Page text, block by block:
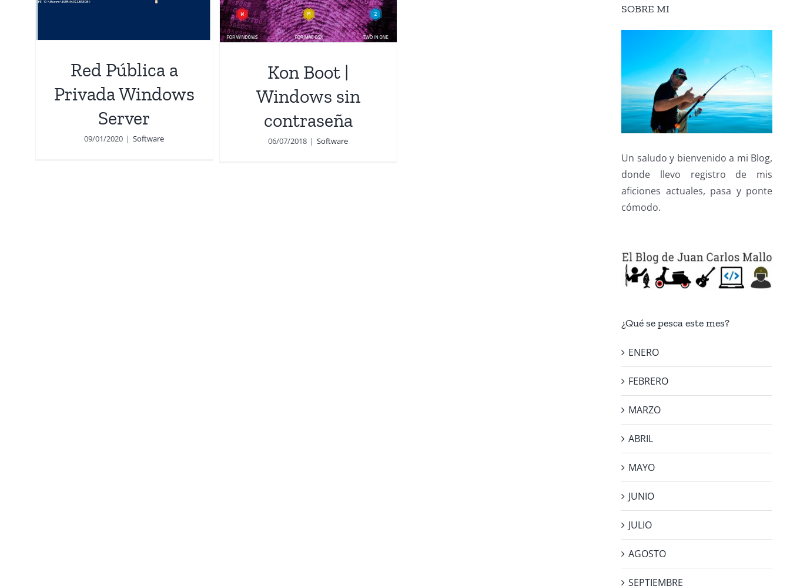
Red Pública a
Privada Windows
Server
09/01/2020 | Software
Kon Boot |
Windows sin
contraseña
06/07/2018 | Software
SOBRE MI
Un saludo y bienvenido a mi Blog,
donde llevo registro de mis
aficiones actuales, pasa y ponte
cómodo.
¿Qué se pesca este mes?
ENERO
FEBRERO
MARZO
ABRIL
MAYO
JUNIO
JULIO
AGOSTO
SEPTIEMBRE